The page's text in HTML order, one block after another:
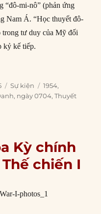
“đô-mi-nô” (phản ứng
Nam Á. “Học thuyết đô-
trong tư duy của Mỹ đối
kỷ kế tiếp.
công bố “học thuyết
Categories
Sự kiện Tags
1954,
, ngày 0704,Thuyết
Kỳ chính
chiến I